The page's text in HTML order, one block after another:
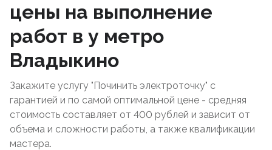
цены на выполнение
работ в у метро
Владыкино
Закажите услугу "Починить электроточку" с
гарантией и по самой оптимальной цене - средняя
стоимость составляет от 400 рублей и зависит от
объема и сложности работы, а также квалификации
мастера.